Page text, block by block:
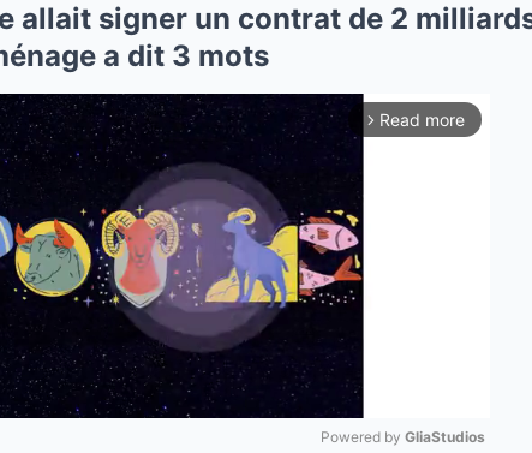
allait signer un contrat de 2
a dit 3 mots
arrow_forward_ios Read more
Powered by GliaStudios